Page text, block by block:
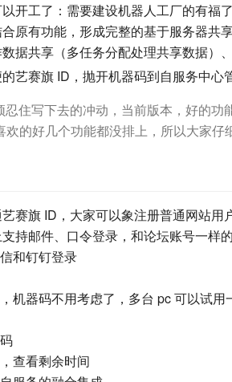
开工了：需要建设机器人工厂的有福
原有功能，形成完整的基于服务器共
据共享（多任务分配处理共享数据）、
艺赛旗 ID，抛开机器码到自服务中心
忍住写下去的冲动，当前版本，好的
欢的好几个功能都没排上，所以大家
赛旗 ID，大家可以象注册普通网站用
持邮件、口令登录，和论坛账号一样
和钉钉登录
机器码不用考虑了，多台 pc 可以试
查看剩余时间